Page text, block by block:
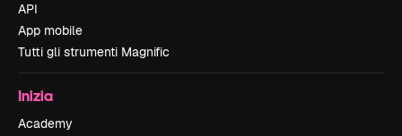
API
App mobile
Tutti gli strumenti Magnific
Inizia
Academy